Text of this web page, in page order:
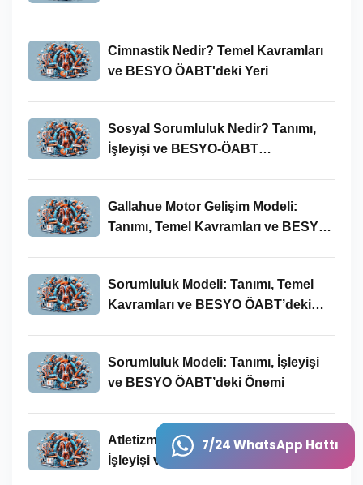
7/24 WhatsApp Hattı
Cimnastik Nedir? Temel Kavramları
ve BESYO ÖABT'deki Yeri
Sosyal Sorumluluk Nedir? Tanımı,
İşleyişi ve BESYO-ÖABT
Gallahue Motor Gelişim Modeli:
Tanımı, Temel Kavramları ve BESYO-
Sorumluluk Modeli: Tanımı, Temel
Kavramları ve BESYO ÖABT’deki
Sorumluluk Modeli: Tanımı, İşleyişi
ve BESYO ÖABT’deki Önemi
Atletizm Nedir? Temel Kavramları,
İşleyişi ve BESYO ÖABT Bağlamında